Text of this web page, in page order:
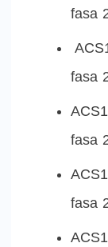
fasa
fasa
fasa
fasa